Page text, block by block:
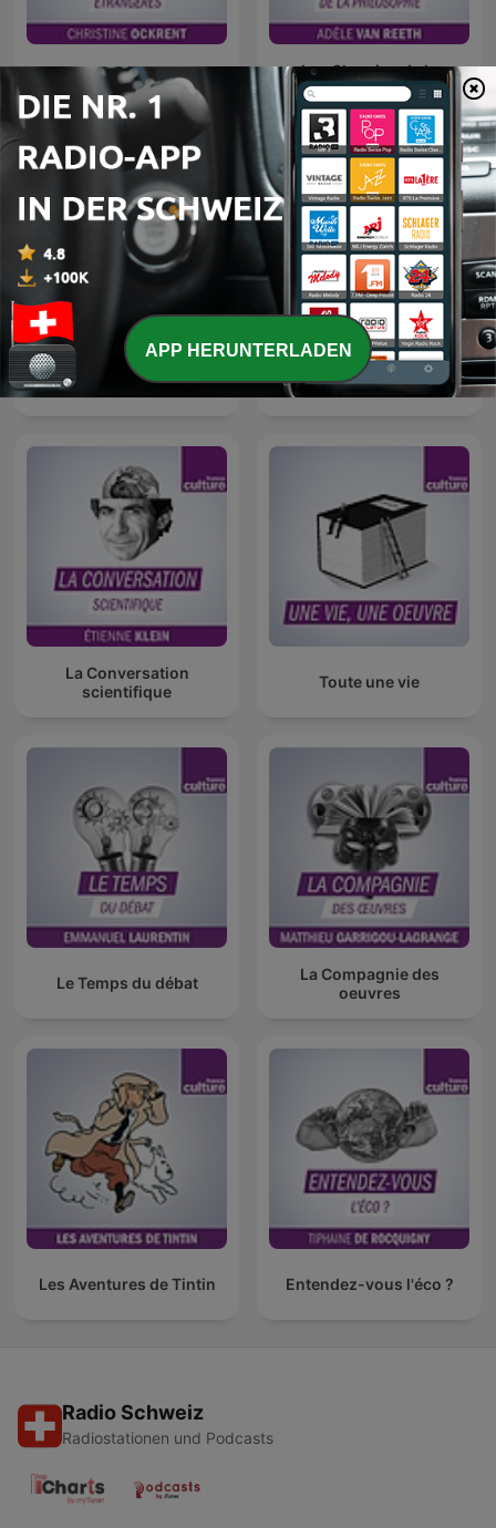
Affaires étrangères
Les Chemins de la
philosophie
La Méthode scientifique
Les Nuits de France
Culture
La Conversation
scientifique
Toute une vie
Le Temps du débat
La Compagnie des
oeuvres
Les Aventures de Tintin Entendez-vous l'éco ?
Radio Schweiz
Radiostationen und Podcasts
APP HERUNTERLADEN